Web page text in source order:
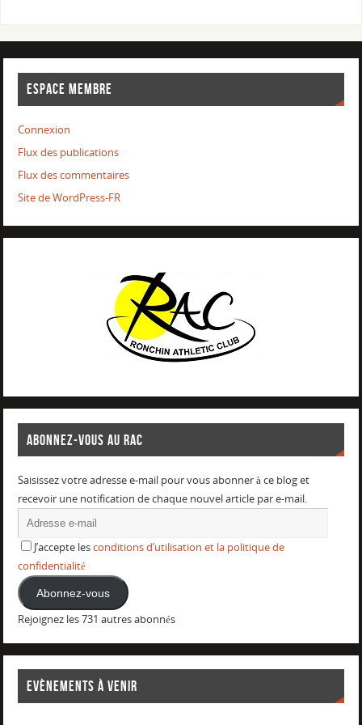
ESPACE MEMBRE
Connexion
Flux des publications
Flux des commentaires
Site de WordPress-FR
ABONNEZ-VOUS AU RAC
Saisissez votre adresse e-mail pour vous abonner à ce blog et
recevoir une notification de chaque nouvel article par e-mail.
J’accepte lesconditions d’utilisation et la politique de
confidentialité
Abonnez-vous
Rejoignez les 731 autres abonnés
EVÈNEMENTS À VENIR